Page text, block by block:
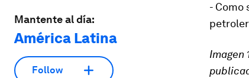
Mantente al día:
América Latina
Follow
- Como
Imagen